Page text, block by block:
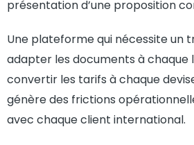
présentation d’une proposition
Une plateforme qui nécessite un
adapter les documents à chaque
convertir les tarifs à chaque
génère des frictions
avec chaque client international.